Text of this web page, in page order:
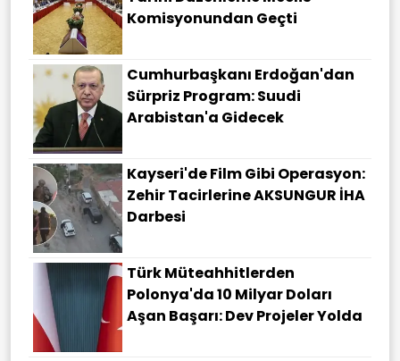
Komisyonundan Geçti
Cumhurbaşkanı Erdoğan'dan
Sürpriz Program: Suudi
Arabistan'a Gidecek
Kayseri'de Film Gibi Operasyon:
Zehir Tacirlerine AKSUNGUR İHA
Darbesi
Türk Müteahhitlerden
Polonya'da 10 Milyar Doları
Aşan Başarı: Dev Projeler Yolda